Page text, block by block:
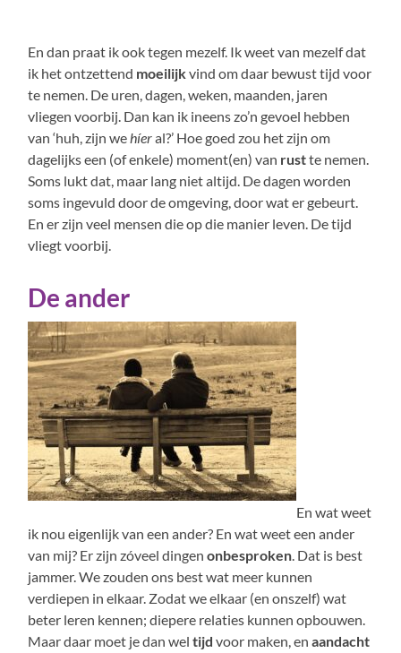
En dan praat ik ook tegen mezelf. Ik weet van mezelf dat
ik het ontzettend moeilijkvind om daar bewust tijd voor
te nemen. De uren, dagen, weken, maanden, jaren
vliegen voorbij. Dan kan ik ineens zo’n gevoel hebben
van ‘huh, zijn wehíeral?’ Hoe goed zou het zijn om
dagelijks een (of enkele) moment(en) van rustte nemen.
Soms lukt dat, maar lang niet altijd. De dagen worden
soms ingevuld door de omgeving, door wat er gebeurt.
En er zijn veel mensen die op die manier leven. De tijd
vliegt voorbij.
De ander
En wat weet
ik nou eigenlijk van een ander? En wat weet een ander
van mij? Er zijn zóveel dingenonbesproken. Dat is best
jammer. We zouden ons best wat meer kunnen
verdiepen in elkaar. Zodat we elkaar (en onszelf) wat
beter leren kennen; diepere relaties kunnen opbouwen.
Maar daar moet je dan weltijd voor maken, enaandacht